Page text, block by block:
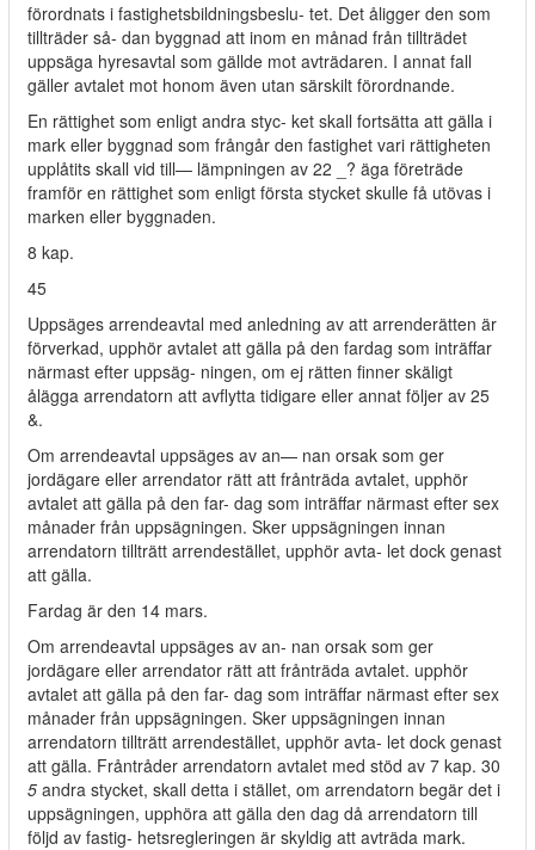
förordnats i fastighetsbildningsbeslu- tet. Det åligger den som
tillträder så- dan byggnad att inom en månad från tillträdet
uppsäga hyresavtal som gällde mot avträdaren. I annat fall
gäller avtalet mot honom även utan särskilt förordnande.
En rättighet som enligt andra styc- ket skall fortsätta att gälla i
mark eller byggnad som frångår den fastighet vari rättigheten
upplåtits skall vid till— lämpningen av 22 _? äga företräde
framför en rättighet som enligt första stycket skulle få utövas i
marken eller byggnaden.
8 kap.
45
Uppsäges arrendeavtal med anledning av att arrenderätten är
förverkad, upphör avtalet att gälla på den fardag som inträffar
närmast efter uppsäg- ningen, om ej rätten finner skäligt
ålägga arrendatorn att avflytta tidigare eller annat följer av 25
&.
Om arrendeavtal uppsäges av an— nan orsak som ger
jordägare eller arrendator rätt att frånträda avtalet, upphör
avtalet att gälla på den far- dag som inträffar närmast efter sex
månader från uppsägningen. Sker uppsägningen innan
arrendatorn tillträtt arrendestället, upphör avta- let dock genast
att gälla.
Fardag är den 14 mars.
Om arrendeavtal uppsäges av an- nan orsak som ger
jordägare eller arrendator rätt att frånträda avtalet. upphör
avtalet att gälla på den far- dag som inträffar närmast efter sex
månader från uppsägningen. Sker uppsägningen innan
arrendatorn tillträtt arrendestället, upphör avta- let dock genast
att gälla. Fråntråder arrendatorn avtalet med stöd av 7 kap. 30
5 andra stycket, skall detta i stället, om arrendatorn begär det i
uppsägningen, upphöra att gälla den dag då arrendatorn till
följd av fastig- hetsregleringen är skyldig att avträda mark.